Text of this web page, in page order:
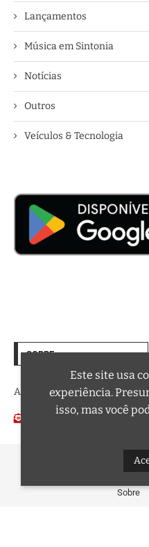
Lançamentos
Música em Sintonia
Notícias
Outros
Veículos & Tecnologia
SOBRE
A trilha sonora da sua vida
Email:
@2026 – Todos os
Sobre
Este site usa
experiência.
isso, mas você